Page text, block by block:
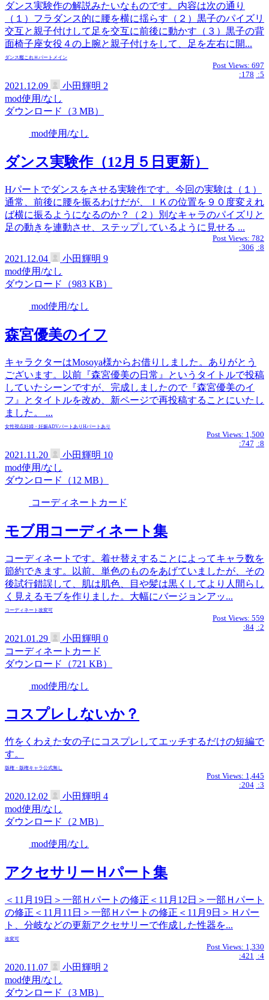
ダンス実験作の解説みたいなものです。内容は次の通り
（１）フラダンス的に腰を横に揺らす（２）黒子のパイズリ
交互と親子付けして足を交互に前後に動かす（３）黒子の背
面椅子座女役４の上腕と親子付けをして、足を左右に開...
ダンス艦これ Ｈパートメイン
Post Views: 697
:178 :5
2021.12.09 小田輝明 2
mod使用/なし
ダウンロード（3 MB）
mod使用/なし
ダンス実験作（12月５日更新）
Hパートでダンスをさせる実験作です。今回の実験は（１）
通常、前後に腰を振るわけだが、ＩＫの位置を９０度変えれ
ば横に振るようになるのか？（２）別なキャラのパイズリと
足の動きを連動させ、ステップしているように見せる ...
Post Views: 782
:306 :8
2021.12.04 小田輝明 9
mod使用/なし
ダウンロード（983 KB）
mod使用/なし
森宮優美のイフ
キャラクターはMosoya様からお借りしました。ありがとう
ございます。以前『森宮優美の日常』というタイトルで投稿
していたシーンですが、完成しましたので『森宮優美のイ
フ』とタイトルを改め、新ページで再投稿することにいたし
ました。 ...
女性視点妊婦・妊娠ADVパートあり Hパートあり
Post Views: 1,500
:747 :8
2021.11.20 小田輝明 10
mod使用/なし
ダウンロード（12 MB）
コーディネートカード
モブ用コーディネート集
コーディネートです。着せ替えすることによってキャラ数を
節約できます。以前、単色のものをあげていましたが、その
後試行錯誤して、肌は肌色、目や髪は黒くしてより人間らし
く見えるモブを作りました。大幅にバージョンアッ...
コーディネート 改変可
Post Views: 559
:84 :2
2021.01.29 小田輝明 0
コーディネートカード
ダウンロード（721 KB）
mod使用/なし
コスプレしないか？
竹をくわえた女の子にコスプレしてエッチするだけの短編で
す。
版権・版権キャラ公式無し
Post Views: 1,445
:204 :3
2020.12.02 小田輝明 4
mod使用/なし
ダウンロード（2 MB）
mod使用/なし
アクセサリーＨパート集
＜11月19日＞一部Ｈパートの修正＜11月12日＞一部Ｈパート
の修正＜11月11日＞一部Ｈパートの修正＜11月9日＞Ｈパー
ト、分岐などの更新アクセサリーで作成した性器を...
改変可
Post Views: 1,330
:421 :4
2020.11.07 小田輝明 2
mod使用/なし
ダウンロード（3 MB）